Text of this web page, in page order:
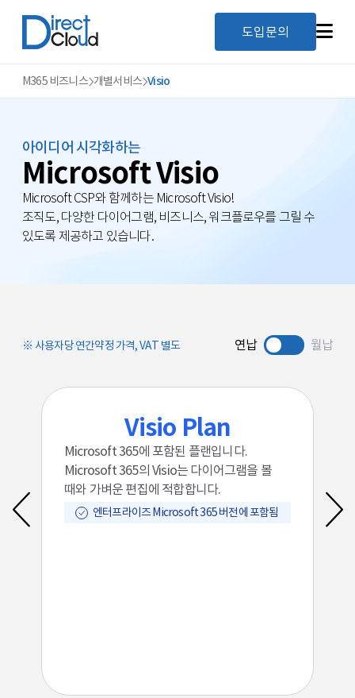
도입문의
M365 비즈니스 개별서비스 Visio
아이디어 시각화하는
Microsoft Visio
Microsoft CSP와 함께하는 Microsoft Visio!
조직도, 다양한 다이어그램, 비즈니스, 워크플로우를 그릴 수
있도록 제공하고 있습니다.
사용자당 연간약정 가격,VAT 별도 연납 월납
Visio Plan
Microsoft 365에 포함된 플랜입니다.
Microsoft 365의 Visio는 다이어그램을 볼
때와 가벼운 편집에 적합합니다.
엔터프라이즈 Microsoft 365 버전에 포함됨